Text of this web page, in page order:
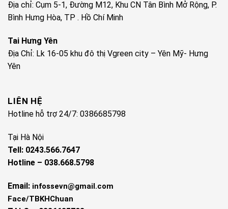
Địa chỉ: Cụm 5-1, Đường M12, Khu CN Tân Bình Mở Rộng, P.
Bình Hưng Hòa, TP . Hồ Chí Minh
Tai Hưng Yên
Địa Chỉ: Lk 16-05 khu đô thị Vgreen city – Yên Mỹ- Hưng
Yên
LIÊN HỆ
Hotline hỗ trợ 24/7: 0386685798
Tại Hà Nội
Tell: 0243.566.7647
Hotline – 038.668.5798
Email: infossevn@gmail.com
Face/TBKHChuan